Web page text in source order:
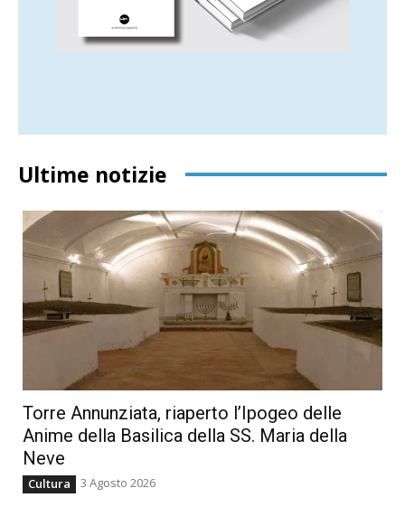
Ultime notizie
Torre Annunziata, riaperto l’Ipogeo delle
Anime della Basilica della SS. Maria della
Neve
Cultura 3 Agosto 2026